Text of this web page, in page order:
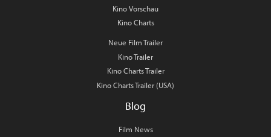
Kino Vorschau
Kino Charts
Neue Film Trailer
Kino Trailer
Kino Charts Trailer
Kino Charts Trailer (USA)
Blog
Film News